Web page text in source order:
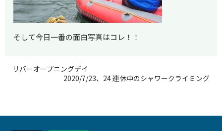
そして今日一番の面白写真はコレ！！
リバーオープニングデイ
2020/7/23、24 連休中のシャワークライミング